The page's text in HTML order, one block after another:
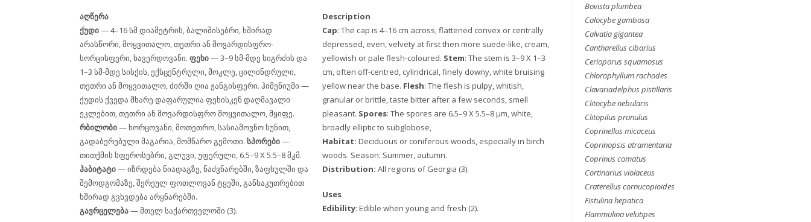
აღწერა
ქუდი— 4–16 სმ დიამეტრის, ბალიშისებრი, ხშირად
არასწორი, მოყვითალო, თეთრი ან მოვარდისფრო-
ხორცისფერი, ხავერდოვანი. ფეხი— 3–9 სმ-მდე სიგრძის და
1–3 სმ-მდე სისქის, ექსცენტრული, მოკლე, ცილინდრული,
თეთრი ან მოყვითალო, ძირში ღია ჟანგისფერი. ჰიმენიუმი —
ქუდის ქვედა მხარე დაფარულია ფეხისკენ დაღმავალი
ეკლებით, თეთრი ან მოვარდისფრო მოყვითალო, მყიფე.
რბილობი— ხორცოვანი, მოთეთრო, სასიამოვნო სუნით,
გადაბერებული მაგარია, მომწარო გემოთი. სპორები—
თითქმის სფეროსებრი, გლუვი, უფერული, 6.5–9 X 5.5–8 მკმ.
ჰაბიტატი— იზრდება ნიადაგზე, ნაძვნარებში, ზაფხულში და
შემოდგომაზე, შერეულ ფოთლოვან ტყეში, განსაკუთრებით
ხშირად გვხვდება არყნარებში.
გავრცელება— მთელ საქართველოში (3).
Description
Cap: The cap is 4–16 cm across, flattened convex or centrally
depressed, even, velvety at first then more suede-like, cream,
yellowish or pale flesh-coloured. Stem: The stem is 3–9 X 1–3
cm, often off-centred, cylindrical, finely downy, white bruising
yellow near the base. Flesh: The flesh is pulpy, whitish,
granular or brittle, taste bitter after a few seconds, smell
pleasant. Spores: The spores are 6.5–9 X 5.5–8 µm, white,
broadly elliptic to subglobose,
Habitat: Deciduous or coniferous woods, especially in birch
woods. Season: Summer, autumn.
Distribution: All regions of Georgia (3).
Uses
Edibility: Edible when young and fresh (2).
Bovista plumbea
Calocybe gambosa
Calvatia gigantea
Cantharellus cibarius
Cerioporus squamosus
Chlorophyllum rachodes
Clavariadelphus pistillaris
Clitocybe nebularis
Clitopilus prunulus
Coprinellus micaceus
Coprinopsis atramentaria
Coprinus comatus
Cortinarius violaceus
Craterellus cornucopioides
Fistulina hepatica
Flammulina velutipes